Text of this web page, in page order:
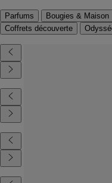
Parfums Bougies & Maison
Coffrets découverte